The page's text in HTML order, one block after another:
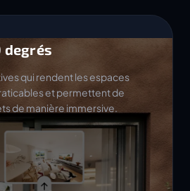
degrés
qui rendent les espaces
et permettent de
de manière immersive.